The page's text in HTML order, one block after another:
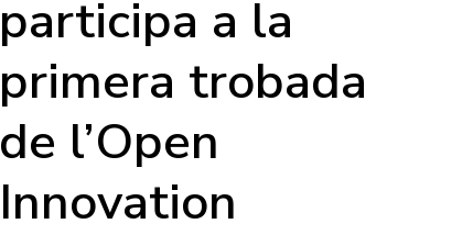
participa a la
primera trobada
de l’Open
Innovation